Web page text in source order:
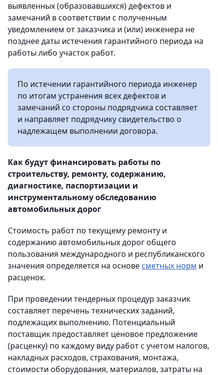
выявленных (образовавшихся) дефектов и
замечаний в соответствии с полученным
уведомлением от заказчика и (или) инженера не
позднее даты истечения гарантийного периода на
работы либо участок работ.
По истечении гарантийного периода инженер
по итогам устранения всех дефектов и
замечаний со стороны подрядчика составляет
и направляет подрядчику свидетельство о
надлежащем выполнении договора.
Как будут финансировать работы по
строительству, ремонту, содержанию,
диагностике, паспортизации и
инструментальному обследованию
автомобильных дорог
Стоимость работ по текущему ремонту и
содержанию автомобильных дорог общего
пользования международного и республиканского
значения определяется на основе сметных норм и
расценок.
При проведении тендерных процедур заказчик
составляет перечень технических заданий,
подлежащих выполнению. Потенциальный
поставщик предоставляет ценовое предложение
(расценку) по каждому виду работ с учетом налогов,
накладных расходов, страхования, монтажа,
стоимости оборудования, материалов, затраты на